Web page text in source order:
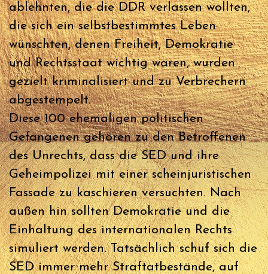
ablehnten, die die DDR verlassen wollten,
die sich ein selbstbestimmtes Leben
wünschten, denen Freiheit, Demokratie
und Rechtsstaat wichtig waren, wurden
gezielt kriminalisiert und zu Verbrechern
abgestempelt.
Diese 100 ehemaligen politischen
Gefangenen gehören zu den Betroffenen
des Unrechts, dass die SED und ihre
Geheimpolizei mit einer scheinjuristischen
Fassade zu kaschieren versuchten. Nach
außen hin sollten Demokratie und die
Einhaltung des internationalen Rechts
simuliert werden. Tatsächlich schuf sich die
SED immer mehr Straftatbestände, auf